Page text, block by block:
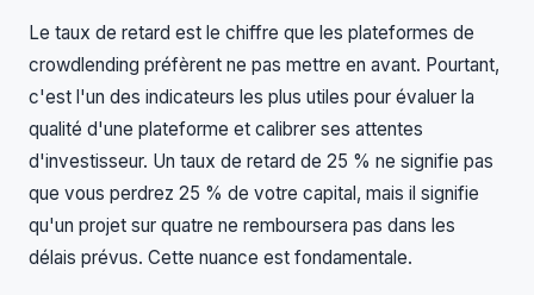
Le taux de retard est le chiffre que les plateformes de
crowdlending préfèrent ne pas mettre en avant. Pourtant,
c'est l'un des indicateurs les plus utiles pour évaluer la
qualité d'une plateforme et calibrer ses attentes
d'investisseur. Un taux de retard de 25 % ne signifie pas
que vous perdrez 25 % de votre capital, mais il signifie
qu'un projet sur quatre ne remboursera pas dans les
délais prévus. Cette nuance est fondamentale.